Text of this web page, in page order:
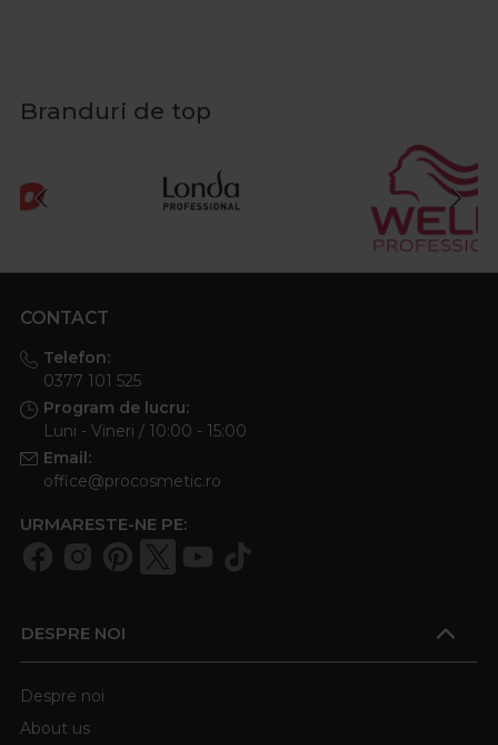
Branduri de top
CONTACT
Telefon:
0377 101 525
Program de lucru:
Luni - Vineri / 10:00 - 15:00
Email:
office@procosmetic.ro
URMARESTE-NE PE:
DESPRE NOI
Despre noi
About us